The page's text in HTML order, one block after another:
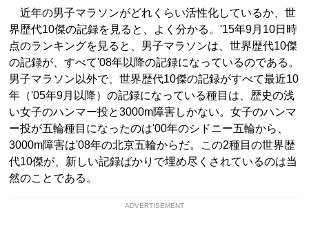
近年の男子マラソンがどれくらい活性化しているか、世
界歴代10傑の記録を見ると、よく分かる。'15年9月10日時
点のランキングを見ると、男子マラソンは、世界歴代10傑
の記録が、すべて'08年以降の記録になっているのである。
男子マラソン以外で、世界歴代10傑の記録がすべて最近10
年（'05年9月以降）の記録になっている種目は、歴史の浅
い女子のハンマー投と3000m障害しかない。女子のハンマ
ー投が五輪種目になったのは'00年のシドニー五輪から、
3000m障害は'08年の北京五輪からだ。この2種目の世界歴
代10傑が、新しい記録ばかりで埋め尽くされているのは当
然のことである。
ADVERTISEMENT